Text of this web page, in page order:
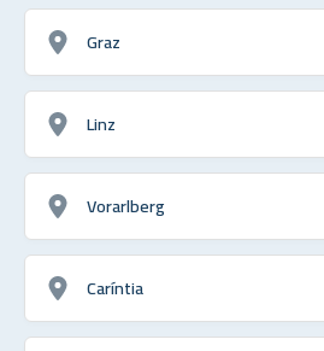
Graz
Linz
Vorarlberg
Caríntia